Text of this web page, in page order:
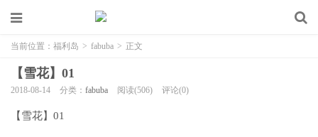
当前位置： 福利岛 > fabuba > 正文
【雪花】01
2018-08-14 分类： fabuba 阅读(506) 评论(0)
【雪花】01